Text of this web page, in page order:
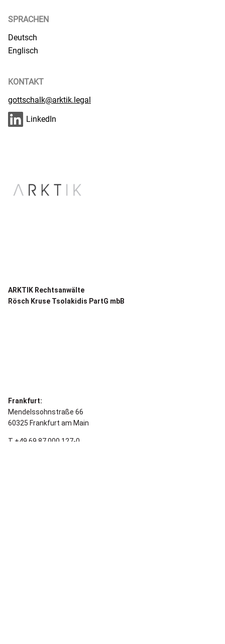
SPRACHEN
Deutsch
Englisch
KONTAKT
gottschalk@arktik.legal
LinkedIn
ARKTIK Rechtsanwälte
Rösch Kruse Tsolakidis PartG mbB
Frankfurt:
Mendelssohnstraße 66
60325 Frankfurt am Main
T +49 69 87 000 127-0